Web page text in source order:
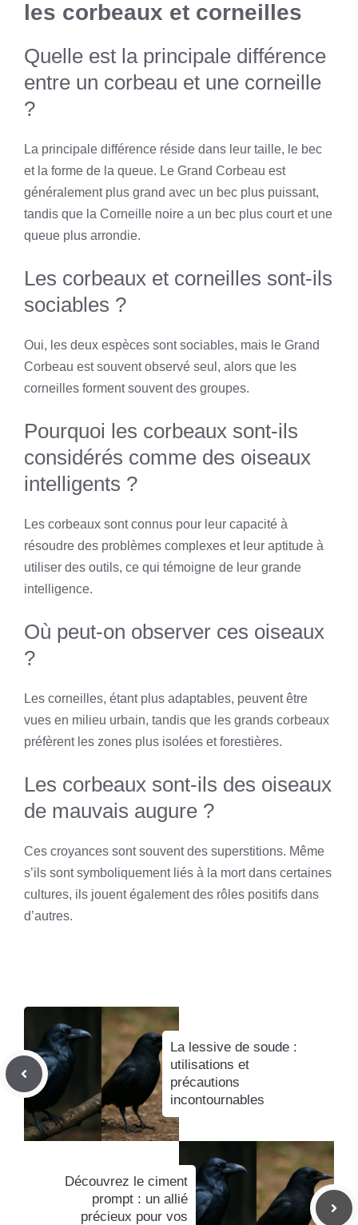
les corbeaux et corneilles
Quelle est la principale différence
entre un corbeau et une corneille
?
La principale différence réside dans leur taille, le bec
et la forme de la queue. Le Grand Corbeau est
généralement plus grand avec un bec plus puissant,
tandis que la Corneille noire a un bec plus court et une
queue plus arrondie.
Les corbeaux et corneilles sont-ils
sociables ?
Oui, les deux espèces sont sociables, mais le Grand
Corbeau est souvent observé seul, alors que les
corneilles forment souvent des groupes.
Pourquoi les corbeaux sont-ils
considérés comme des oiseaux
intelligents ?
Les corbeaux sont connus pour leur capacité à
résoudre des problèmes complexes et leur aptitude à
utiliser des outils, ce qui témoigne de leur grande
intelligence.
Où peut-on observer ces oiseaux
?
Les corneilles, étant plus adaptables, peuvent être
vues en milieu urbain, tandis que les grands corbeaux
préfèrent les zones plus isolées et forestières.
Les corbeaux sont-ils des oiseaux
de mauvais augure ?
Ces croyances sont souvent des superstitions. Même
s’ils sont symboliquement liés à la mort dans certaines
cultures, ils jouent également des rôles positifs dans
d’autres.
La lessive de soude :
utilisations et
précautions
incontournables
Découvrez le ciment
prompt : un allié
précieux pour vos